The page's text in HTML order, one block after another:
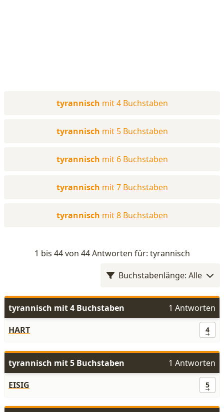
tyrannisch mit 4 Buchstaben
tyrannisch mit 5 Buchstaben
tyrannisch mit 6 Buchstaben
tyrannisch mit 7 Buchstaben
tyrannisch mit 8 Buchstaben
1 bis 44 von 44 Antworten für: tyrannisch
Buchstabenlänge: Alle
tyrannisch mit 4 Buchstaben
1 Antworten
HART
4
tyrannisch mit 5 Buchstaben
1 Antworten
EISIG
5